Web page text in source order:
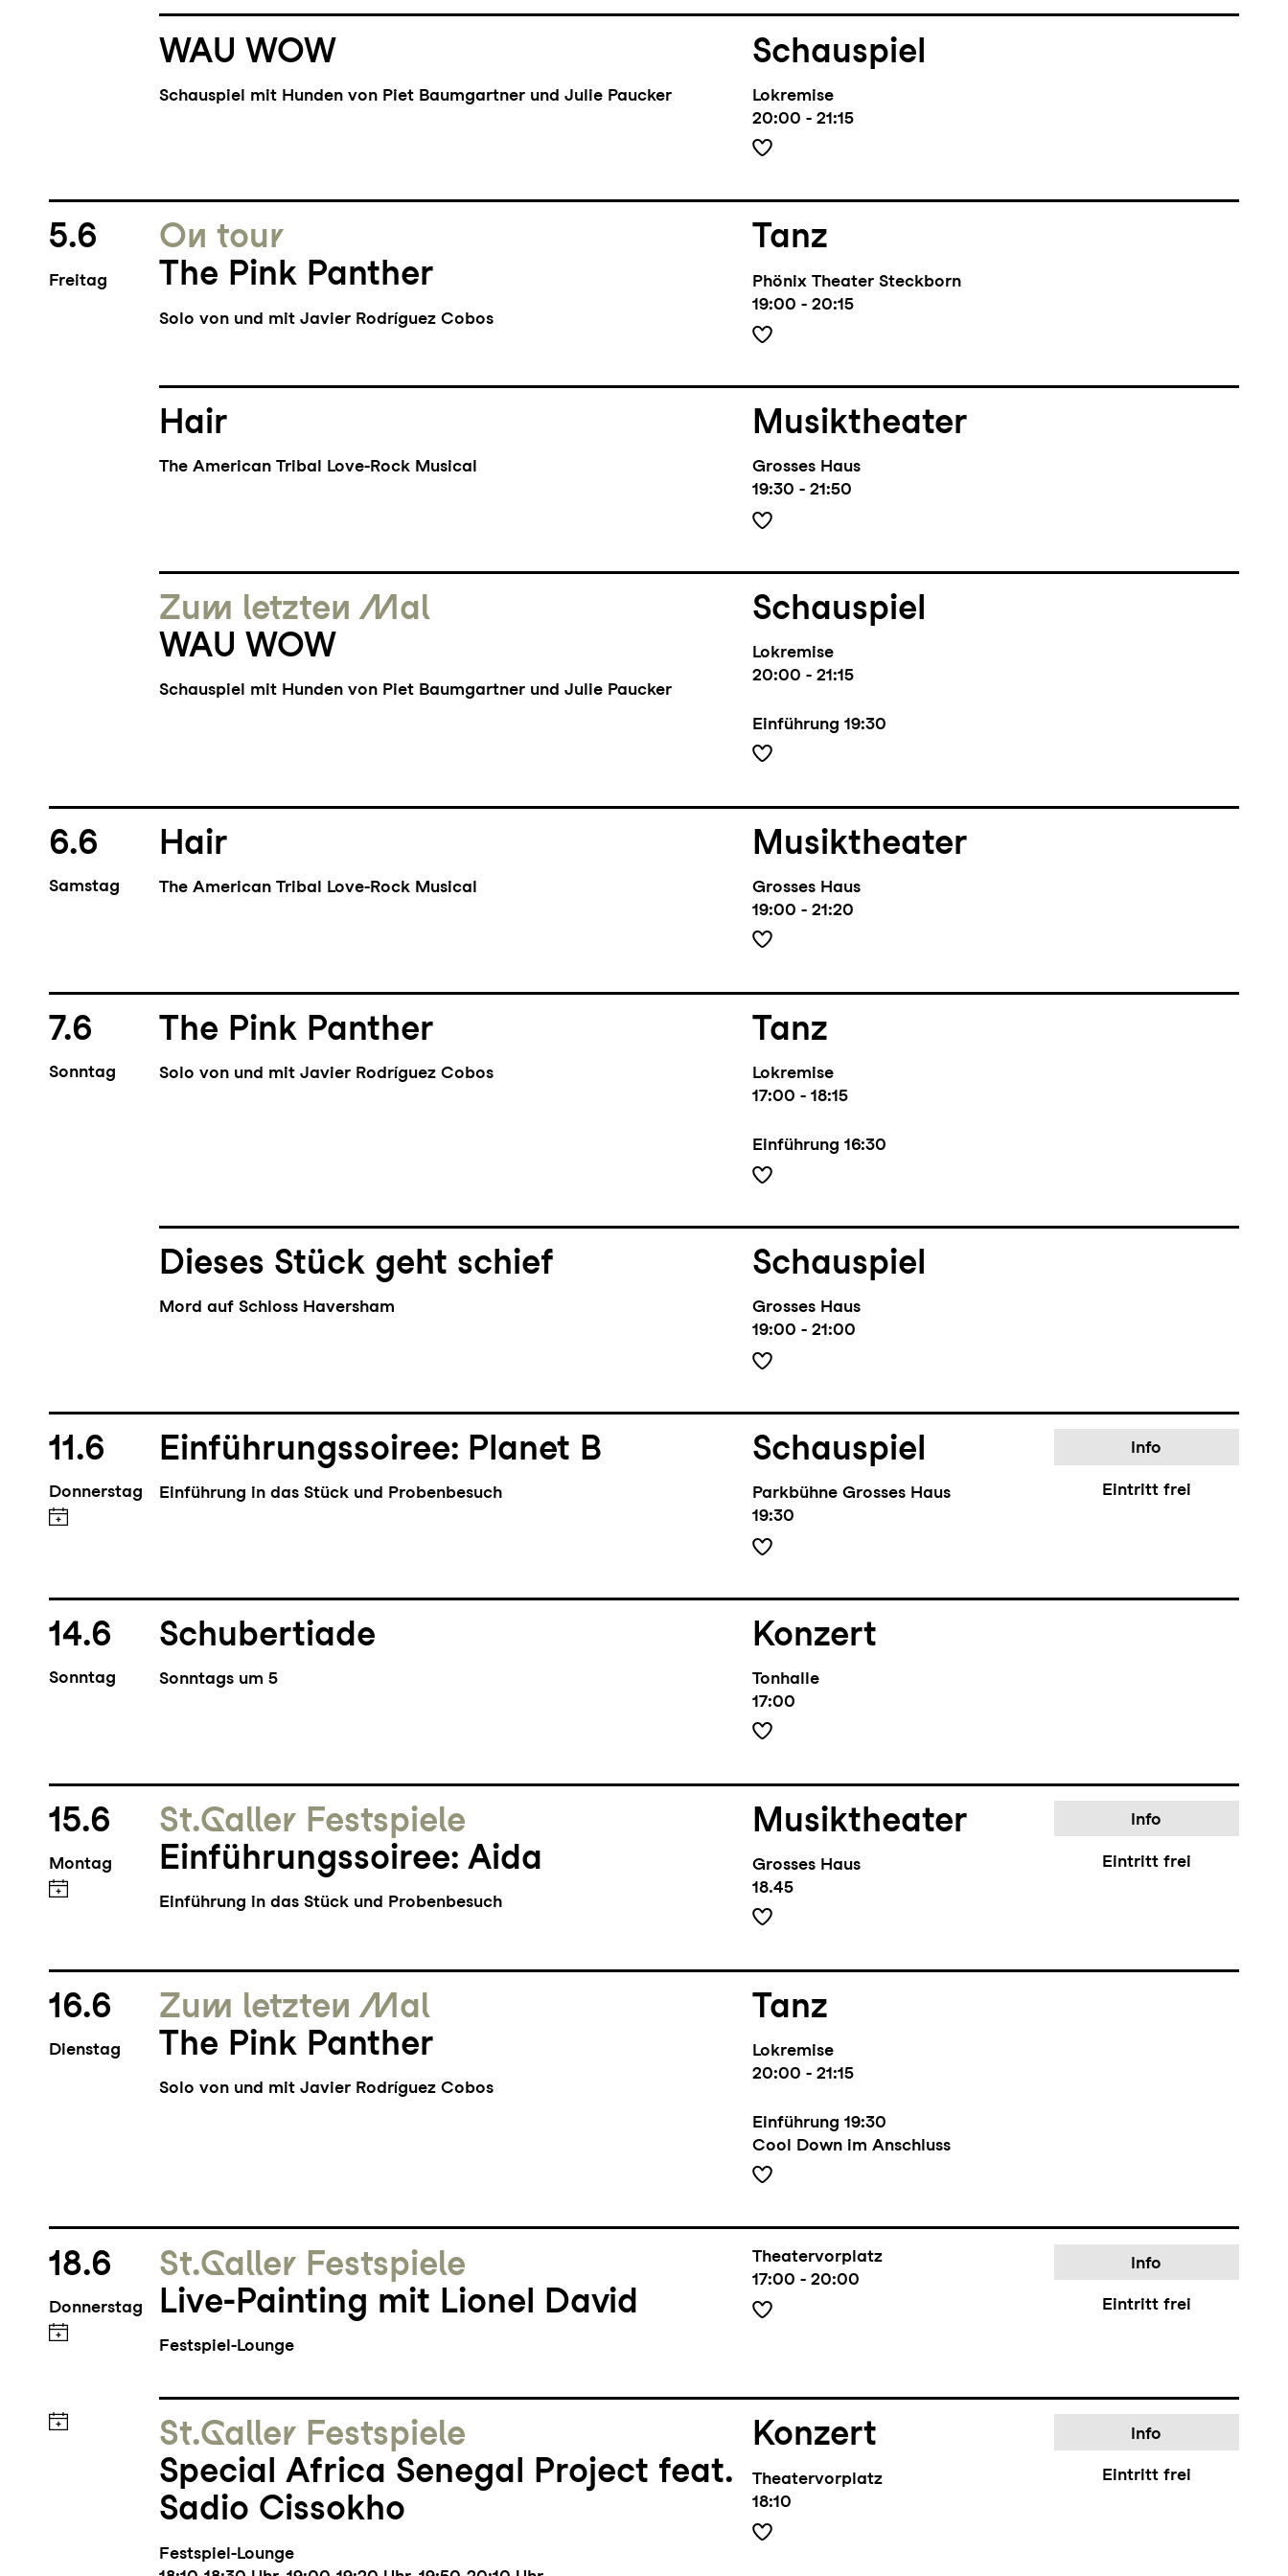
WAU WOW
Schauspiel mit Hunden von Piet Baumgartner und Julie Paucker
Schauspiel
Lokremise
20:00 - 21:15
5.6
Freitag
On tour
The Pink Panther
Solo von und mit Javier Rodríguez Cobos
Tanz
Phönix Theater Steckborn
19:00 - 20:15
Hair
The American Tribal Love-Rock Musical
Musiktheater
Grosses Haus
19:30 - 21:50
Zum letzten Mal
WAU WOW
Schauspiel mit Hunden von Piet Baumgartner und Julie Paucker
Schauspiel
Lokremise
20:00 - 21:15
Einführung 19:30
6.6
Samstag
Hair
The American Tribal Love-Rock Musical
Musiktheater
Grosses Haus
19:00 - 21:20
7.6
Sonntag
The Pink Panther
Solo von und mit Javier Rodríguez Cobos
Tanz
Lokremise
17:00 - 18:15
Einführung 16:30
Dieses Stück geht schief
Mord auf Schloss Haversham
Schauspiel
Grosses Haus
19:00 - 21:00
11.6
Donnerstag
Einführungssoiree: Planet B
Einführung in das Stück und Probenbesuch
Schauspiel
Parkbühne Grosses Haus
19:30
Info
Eintritt frei
14.6
Sonntag
Schubertiade
Sonntags um 5
Konzert
Tonhalle
17:00
15.6
Montag
St.Galler Festspiele
Einführungssoiree: Aida
Einführung in das Stück und Probenbesuch
Musiktheater
Grosses Haus
18.45
Info
Eintritt frei
16.6
Dienstag
Zum letzten Mal
The Pink Panther
Solo von und mit Javier Rodríguez Cobos
Tanz
Lokremise
20:00 - 21:15
Einführung 19:30
Cool Down im Anschluss
18.6
Donnerstag
St.Galler Festspiele
Live-Painting mit Lionel David
Festspiel-Lounge
Theatervorplatz
17:00 - 20:00
Info
Eintritt frei
St.Galler Festspiele
Special Africa Senegal Project feat.
Sadio Cissokho
Festspiel-Lounge
Konzert
Theatervorplatz
18:10
Info
Eintritt frei